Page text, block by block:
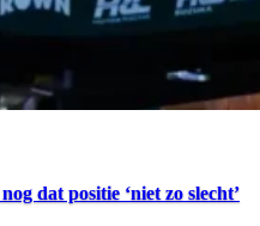
dat positie ‘niet zo slecht’